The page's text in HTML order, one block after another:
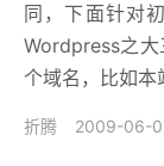
同，下面针对
Wordpress之大
个域名，比如本
折腾 2009-06-